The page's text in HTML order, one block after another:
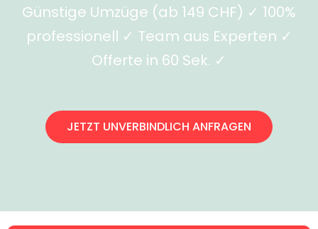
Günstige Umzüge (ab 149 CHF) ✓ 100%
professionell ✓ Team aus Experten ✓
Offerte in 60 Sek. ✓
JETZT UNVERBINDLICH ANFRAGEN